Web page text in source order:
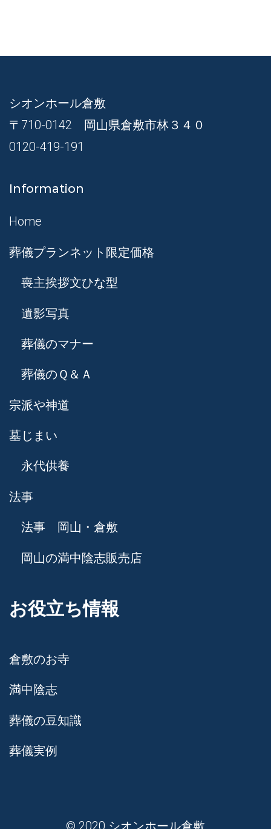
シオンホール倉敷
〒710-0142 岡山県倉敷市林３４０
0120-419-191
Information
Home
葬儀プランネット限定価格
喪主挨拶文ひな型
遺影写真
葬儀のマナー
葬儀のＱ＆Ａ
宗派や神道
墓じまい
永代供養
法事
法事 岡山・倉敷
岡山の満中陰志販売店
お役立ち情報
倉敷のお寺
満中陰志
葬儀の豆知識
葬儀実例